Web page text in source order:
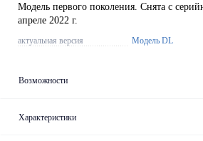
Модель первого поколения. Снята с
апреле 2022 г.
актуальная версия Модель DL
Возможности
Характеристики